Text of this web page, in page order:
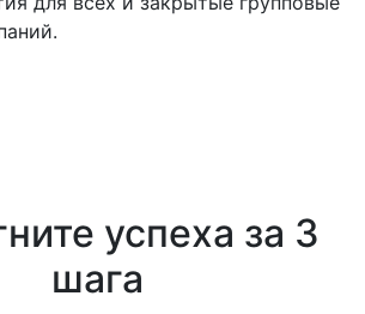
успеха за 3
шага